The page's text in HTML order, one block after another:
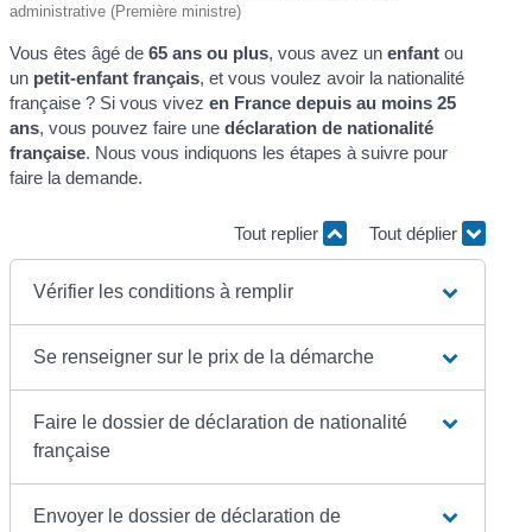
administrative (Première ministre)
Vous êtes âgé de 65 ans ou plus, vous avez unenfant ou
un petit-enfant français, et vous voulez avoir la nationalité
française ? Si vous vivezen France depuis au moins 25
ans, vous pouvez faire unedéclaration de nationalité
française. Nous vous indiquons les étapes à suivre pour
faire la demande.
Tout replier Tout déplier
Vérifier les conditions à remplir
Se renseigner sur le prix de la démarche
Faire le dossier de déclaration de nationalité
française
Envoyer le dossier de déclaration de